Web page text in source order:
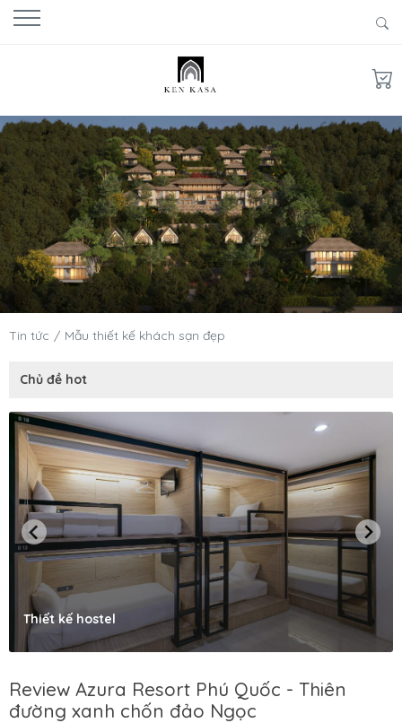
Tin tức Mẫu thiết kế khách sạn đẹp
Chủ đề hot
Thiết kế hostel
Review Azura Resort Phú Quốc - Thiên
đường xanh chốn đảo Ngọc